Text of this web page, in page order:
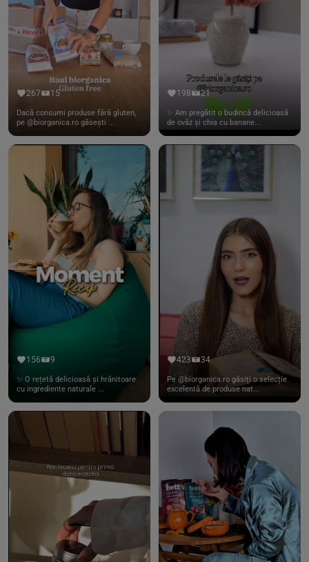
267 15
Dacă consumi produse fără gluten,
pe @biorganica.ro găsești ...
198 21
✨ Am pregătit o budincă delicioasă
de ovăz și chia cu banane...
156 9
✨ O rețetă delicioasă și hrănitoare
cu ingrediente naturale ...
423 34
Pe @biorganica.ro găsiți o selecție
excelentă de produse nat...